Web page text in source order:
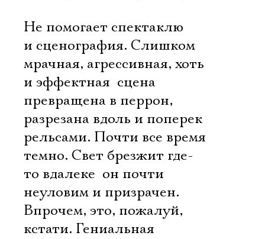
Не помогает спектаклю
и сценография. Слишком
мрачная, агрессивная, хоть
и эффектная  сцена
превращена в перрон,
разрезана вдоль и поперек
рельсами. Почти все время
темно. Свет брезжит где-
то вдалеке  он почти
неуловим и призрачен.
Впрочем, это, пожалуй,
кстати. Гениальная